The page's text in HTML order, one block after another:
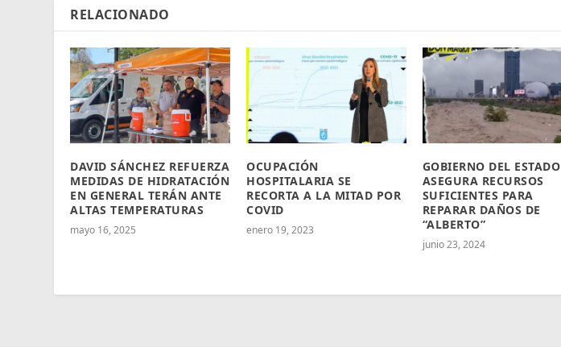
RELACIONADO
DAVID SÁNCHEZ REFUERZA
MEDIDAS DE HIDRATACIÓN
EN GENERAL TERÁN ANTE
ALTAS TEMPERATURAS
mayo 16, 2025
OCUPACIÓN
HOSPITALARIA SE
RECORTA A LA MITAD POR
COVID
enero 19, 2023
GOBIERNO DEL ESTADO
ASEGURA RECURSOS
SUFICIENTES PARA
REPARAR DAÑOS DE
“ALBERTO”
junio 23, 2024